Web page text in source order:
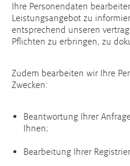
Ihre Personendaten
Leistungsangebot zu
entsprechend unseren
Pflichten zu erbringen, zu
Zudem bearbeiten wir Ihre
Zwecken:
Beantwortung Ihrer
Ihnen;
Bearbeitung Ihrer